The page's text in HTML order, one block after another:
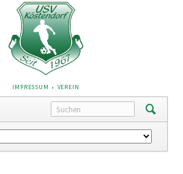
NAVIGATION
ÜBERSPRINGEN
IMPRESSUM VEREIN